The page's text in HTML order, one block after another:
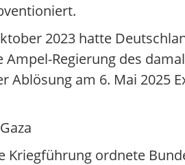
2023 hatte
Regierung des
Ablösung am 6. Mai 2025
ordnete